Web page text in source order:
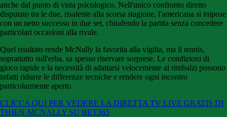
anche dal punto di vista psicologico. Nell'unico confronto diretto
disputato tra le due, risalente alla scorsa stagione, l'americana si impose
con un netto successo in due set, chiudendo la partita senza concedere
particolari occasioni alla rivale.
Quel risultato rende McNally la favorita alla vigilia, ma il tennis,
soprattutto sull'erba, sa spesso riservare sorprese. Le condizioni di
gioco rapide e la necessità di adattarsi velocemente ai rimbalzi possono
infatti ridurre le differenze tecniche e rendere ogni incontro
particolarmente aperto.
CLICCA QUI PER VEDERE LA DIRETTA TV LIVE GRATIS DI
THIEN-MCNALLY SU BET365